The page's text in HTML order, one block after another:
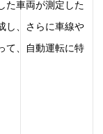
た車両が測定した
し、さらに車線や
て、自動運転に特